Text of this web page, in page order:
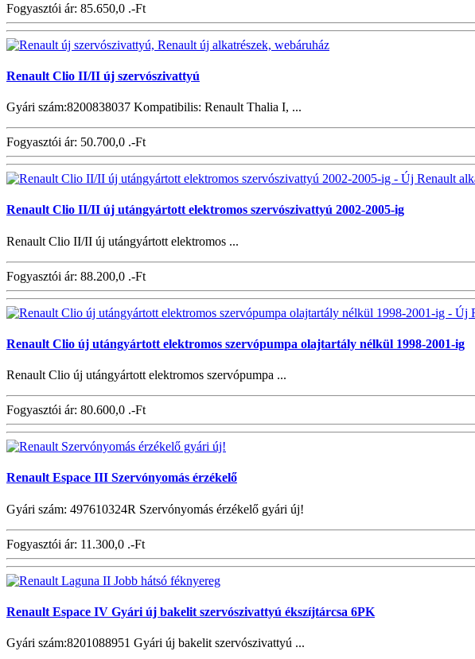
Fogyasztói ár: 85.650,0 .-Ft
Renault Clio II/II új szervószivattyú
Gyári szám:8200838037 Kompatibilis: Renault Thalia I, ...
Fogyasztói ár: 50.700,0 .-Ft
Renault Clio II/II új utángyártott elektromos szervószivattyú 2002-2005-ig
Renault Clio II/II új utángyártott elektromos ...
Fogyasztói ár: 88.200,0 .-Ft
Renault Clio új utángyártott elektromos szervópumpa olajtartály nélkül 1998-2001-ig
Renault Clio új utángyártott elektromos szervópumpa ...
Fogyasztói ár: 80.600,0 .-Ft
Renault Espace III Szervónyomás érzékelő
Gyári szám: 497610324R Szervónyomás érzékelő gyári új!
Fogyasztói ár: 11.300,0 .-Ft
Renault Espace IV Gyári új bakelit szervószivattyú ékszíjtárcsa 6PK
Gyári szám:8201088951 Gyári új bakelit szervószivattyú ...